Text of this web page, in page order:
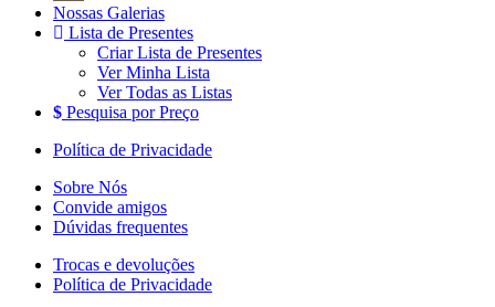
Nossas Galerias
Lista de Presentes
Criar Lista de Presentes
Ver Minha Lista
Ver Todas as Listas
Pesquisa por Preço
Política de Privacidade
Sobre Nós
Convide amigos
Dúvidas frequentes
Trocas e devoluções
Política de Privacidade